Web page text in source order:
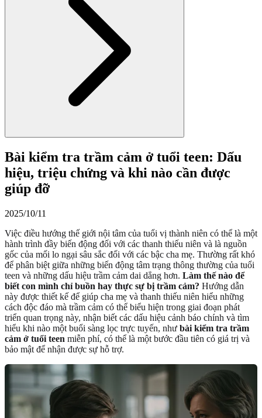
Bài kiểm tra trầm cảm ở tuổi teen: Dấu
hiệu, triệu chứng và khi nào cần được
giúp đỡ
2025/10/11
Việc điều hướng thế giới nội tâm của tuổi vị thành niên có thể là một
hành trình đầy biến động đối với các thanh thiếu niên và là nguồn
gốc của mối lo ngại sâu sắc đối với các bậc cha mẹ. Thường rất khó
để phân biệt giữa những biến động tâm trạng thông thường của tuổi
teen và những dấu hiệu trầm cảm dai dẳng hơn. Làm thế nào để
biết con mình chỉ buồn hay thực sự bị trầm cảm? Hướng dẫn
này được thiết kế để giúp cha mẹ và thanh thiếu niên hiểu những
cách độc đáo mà trầm cảm có thể biểu hiện trong giai đoạn phát
triển quan trọng này, nhận biết các dấu hiệu cảnh báo chính và tìm
hiểu khi nào một buổi sàng lọc trực tuyến, như bài kiểm tra trầm
cảm ở tuổi teen miễn phí, có thể là một bước đầu tiên có giá trị và
bảo mật để nhận được sự hỗ trợ.